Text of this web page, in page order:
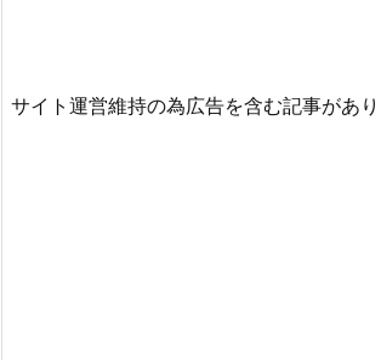
サイト運営維持の為広告を含む記事があ